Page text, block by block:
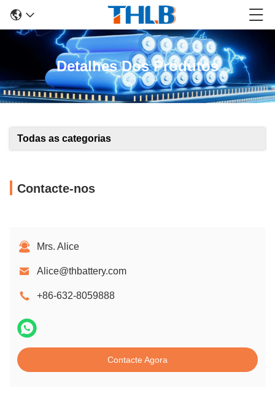
Detalhes Dos Produtos
Todas as categorias
Contacte-nos
Mrs. Alice
Alice@thbattery.com
+86-632-8059888
Contacte Agora